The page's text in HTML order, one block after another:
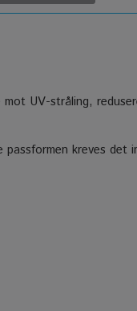
UV-stråling,
kreves det